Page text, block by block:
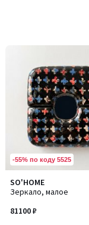
-55% по коду 5525
SO'HOME
Зеркало, малое
81100 ₽
Количество
цветов:
3